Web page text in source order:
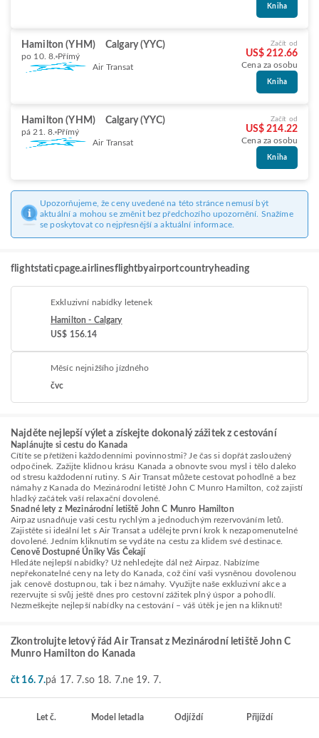
Kniha
Hamilton (YHM) Calgary (YYC)
po 10. 8. Přímý
Air Transat
Začít od
US$ 212.66
Cena za osobu
Kniha
Hamilton (YHM) Calgary (YYC)
pá 21. 8. Přímý
Air Transat
Začít od
US$ 214.22
Cena za osobu
Kniha
Upozorňujeme, že ceny uvedené na této stránce nemusí být
aktuální a mohou se změnit bez předchozího upozornění. Snažíme
se poskytovat co nejpřesnější a aktuální informace.
flightstaticpage.airlinesflightbyairportcountryheading
Exkluzivní nabídky letenek
Hamilton - Calgary
US$ 156.14
Měsíc nejnižšího jízdného
čvc
Najděte nejlepší výlet a získejte dokonalý zážitek z cestování
Naplánujte si cestu do Kanada
Cítíte se přetíženi každodenními povinnostmi? Je čas si dopřát zasloužený
odpočinek. Zažijte klidnou krásu Kanada a obnovte svou mysl i tělo daleko
od stresu každodenní rutiny. S Air Transat můžete cestovat pohodlně a bez
námahy z Kanada do Mezinárodní letiště John C Munro Hamilton, což zajistí
hladký začátek vaší relaxační dovolené.
Snadné lety z Mezinárodní letiště John C Munro Hamilton
Airpaz usnadňuje vaši cestu rychlým a jednoduchým rezervováním letů.
Zajistěte si ideální let s Air Transat a udělejte první krok k nezapomenutelné
dovolené. Jedním kliknutím se vydáte na cestu za klidem své destinace.
Cenově Dostupné Úniky Vás Čekají
Hledáte nejlepší nabídky? Už nehledejte dál než Airpaz. Nabízíme
nepřekonatelné ceny na lety do Kanada, což činí vaši vysněnou dovolenou
jak cenově dostupnou, tak i bez námahy. Využijte naše exkluzivní akce a
rezervujte si svůj ještě dnes pro cestovní zážitek plný úspor a pohodlí.
Nezmeškejte nejlepší nabídky na cestování – váš útěk je jen na kliknutí!
Zkontrolujte letový řád Air Transat z Mezinárodní letiště John C
Munro Hamilton do Kanada
čt 16. 7.pá 17. 7.so 18. 7.ne 19. 7.
Let č. Model letadla Odjíždí Přijíždí